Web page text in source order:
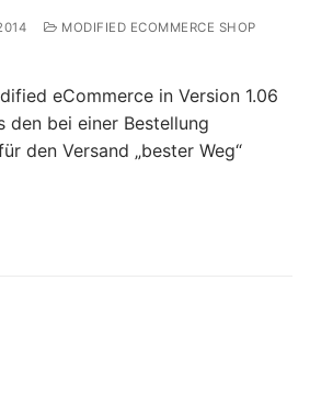
MODIFIED ECOMMERCE SHOP
eCommerce in Version 1.06
den bei einer Bestellung
den Versand „bester Weg“